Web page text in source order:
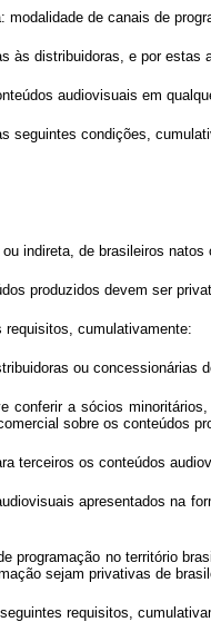
de canais de
às distribuidoras, e por
audiovisuais em
seguintes condições,
indireta, de brasileiros
produzidos devem ser
requisitos, cumulativamente:
ou concessionárias
a sócios
sobre os conteúdos
terceiros os conteúdos
apresentados na
no território
sejam privativas de
requisitos,